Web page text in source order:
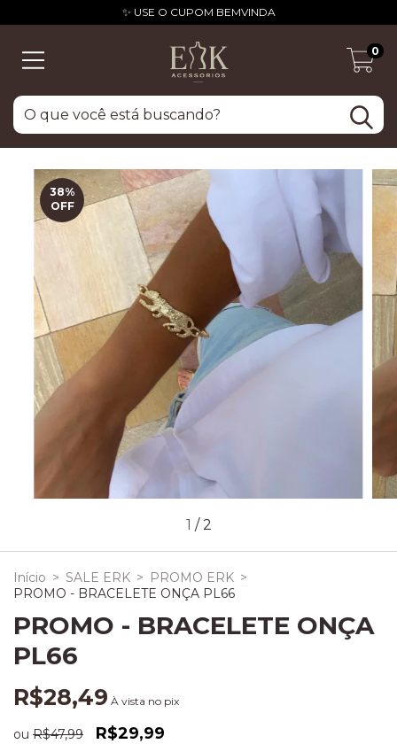
✨ USE O CUPOM BEMVINDA
0
38%
OFF
1 /2
Início > SALE ERK > PROMO ERK >
PROMO - BRACELETE ONÇA PL66
PROMO - BRACELETE ONÇA
PL66
R$28,49 À vista no pix
ou R$47,99 R$29,99